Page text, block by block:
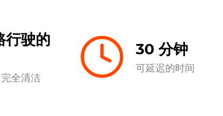
行驶的
全清洁
30 分钟
可延迟的时间